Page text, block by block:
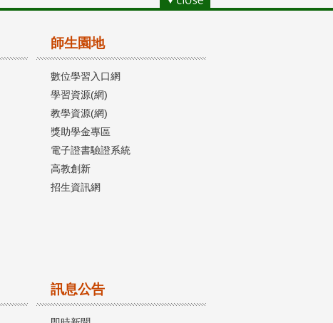
師生園地
數位學習入口網
學習資源(網)
教學資源(網)
獎助學金專區
電子證書驗證系統
高教創新
招生資訊網
訊息公告